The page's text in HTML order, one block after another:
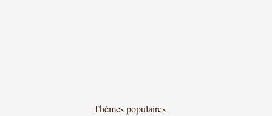
Thèmes populaires